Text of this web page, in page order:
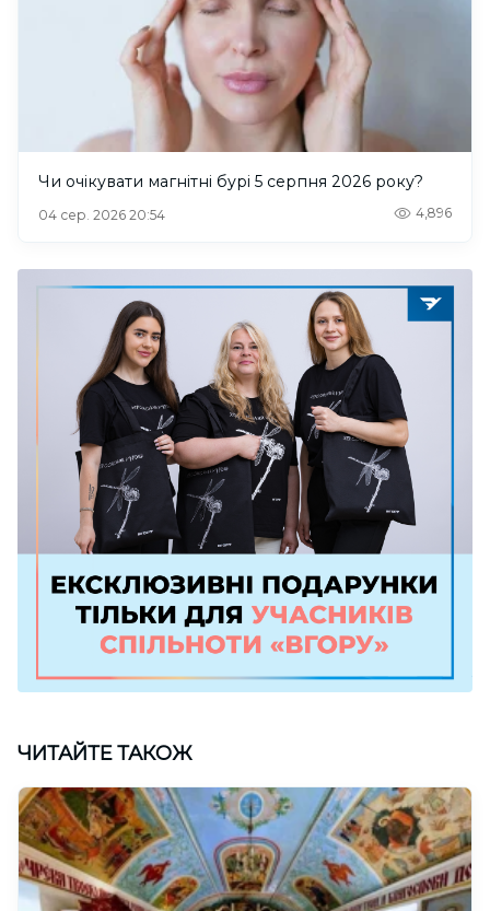
Чи очікувати магнітні бурі 5 серпня 2026 року?
04 сер. 2026 20:54 4,896
ЧИТАЙТЕ ТАКОЖ